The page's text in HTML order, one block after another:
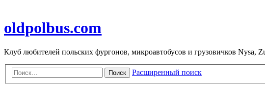
oldpolbus.com
Клуб любителей польских фургонов, микроавтобусов и грузовичков Nysa,
Поиск Расширенный поиск